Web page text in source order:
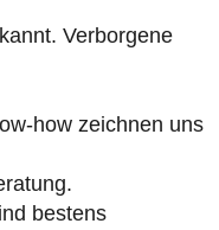
Verborgene
how zeichnen uns
bestens